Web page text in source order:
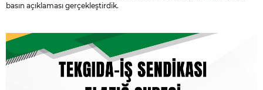
basın açıklaması gerçekleştirdik.